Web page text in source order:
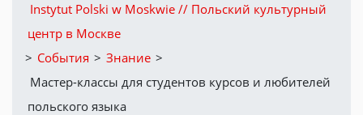
Instytut Polski w Moskwie // Польский культурный
центр в Москве
> События > Знание >
Мастер-классы для студентов курсов и любителей
польского языка